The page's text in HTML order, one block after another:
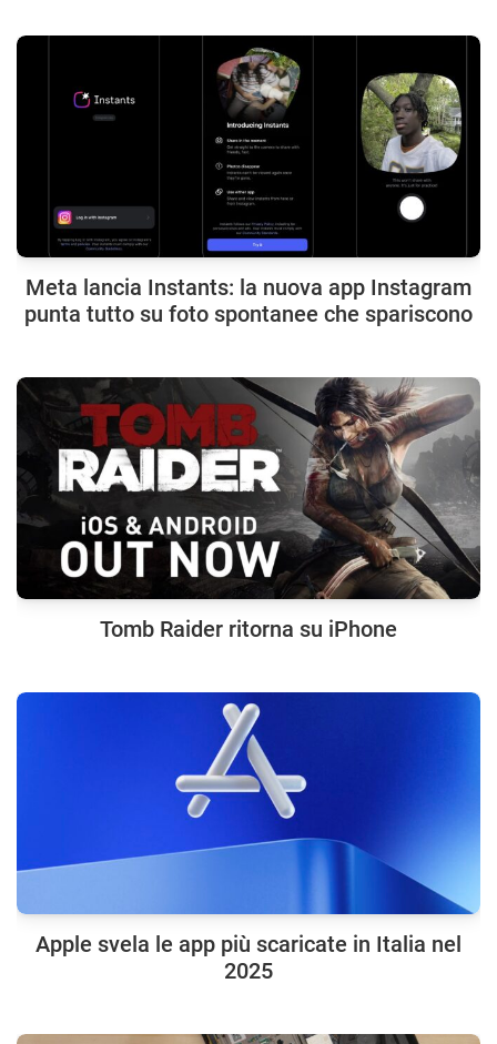
Meta lancia Instants: la nuova app Instagram
punta tutto su foto spontanee che spariscono
Tomb Raider ritorna su iPhone
Apple svela le app più scaricate in Italia nel
2025